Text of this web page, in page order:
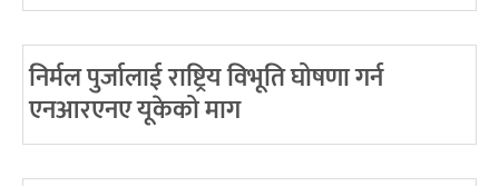
निर्मल पुर्जालाई राष्ट्रिय विभूति घोषणा गर्न
एनआरएनए यूकेको माग